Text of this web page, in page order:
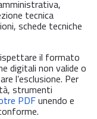
tecnica
schede tecniche
il formato
digitali non valide o
l’esclusione. Per
strumenti
PDFunendo e